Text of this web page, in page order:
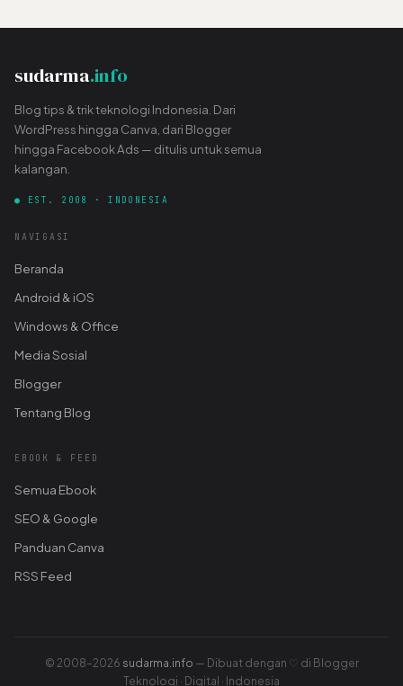
sudarma.info
Blog tips & trik teknologi Indonesia. Dari
WordPress hingga Canva, dari Blogger
hingga Facebook Ads — ditulis untuk semua
kalangan.
● EST. 2008 · INDONESIA
NAVIGASI
Beranda
Android & iOS
Windows & Office
Media Sosial
Blogger
Tentang Blog
EBOOK & FEED
Semua Ebook
SEO & Google
Panduan Canva
RSS Feed
© 2008–2026 sudarma.info — Dibuat dengan ♡ di Blogger
Teknologi · Digital · Indonesia